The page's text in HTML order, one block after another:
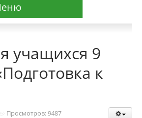
управления
организацией
учащихся 9
к
Просмотров: 9487